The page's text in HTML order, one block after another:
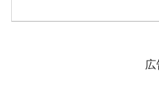
韓国政府「ニ
韓国
広